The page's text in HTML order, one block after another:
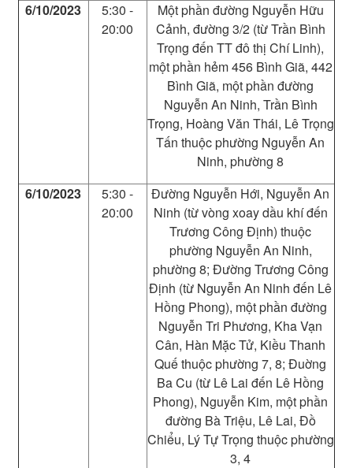
6/10/2023
5:30 -
20:00
Một phần đường Nguyễn Hữu
Cảnh, đường 3/2 (từ Trần Bình
Trọng đến TT đô thị Chí Linh),
một phần hẻm 456 Bình Giã, 442
Bình Giã, một phần đường
Nguyễn An Ninh, Trần Bình
Trọng, Hoàng Văn Thái, Lê Trọng
Tấn thuộc phường Nguyễn An
Ninh, phường 8
6/10/2023
5:30 -
20:00
Đường Nguyễn Hới, Nguyễn An
Ninh (từ vòng xoay dầu khí đến
Trương Công Định) thuộc
phường Nguyễn An Ninh,
phường 8; Đường Trương Công
Định (từ Nguyễn An Ninh đến Lê
Hồng Phong), một phần đường
Nguyễn Tri Phương, Kha Vạn
Cân, Hàn Mặc Tử, Kiều Thanh
Quế thuộc phường 7, 8; Đuờng
Ba Cu (từ Lê Lai đến Lê Hồng
Phong), Nguyễn Kim, một phần
đường Bà Triệu, Lê Lai, Đồ
Chiểu, Lý Tự Trọng thuộc phường
3, 4